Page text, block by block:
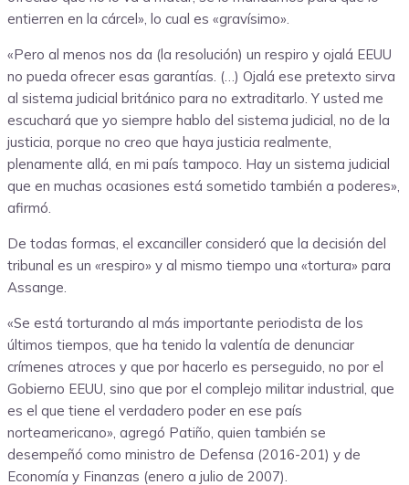
entierren en la cárcel», lo cual es «gravísimo».
«Pero al menos nos da (la resolución) un respiro y ojalá EEUU
no pueda ofrecer esas garantías. (…) Ojalá ese pretexto sirva
al sistema judicial británico para no extraditarlo. Y usted me
escuchará que yo siempre hablo del sistema judicial, no de la
justicia, porque no creo que haya justicia realmente,
plenamente allá, en mi país tampoco. Hay un sistema judicial
que en muchas ocasiones está sometido también a poderes»,
afirmó.
De todas formas, el excanciller consideró que la decisión del
tribunal es un «respiro» y al mismo tiempo una «tortura» para
Assange.
«Se está torturando al más importante periodista de los
últimos tiempos, que ha tenido la valentía de denunciar
crímenes atroces y que por hacerlo es perseguido, no por el
Gobierno EEUU, sino que por el complejo militar industrial, que
es el que tiene el verdadero poder en ese país
norteamericano», agregó Patiño, quien también se
desempeñó como ministro de Defensa (2016-201) y de
Economía y Finanzas (enero a julio de 2007).